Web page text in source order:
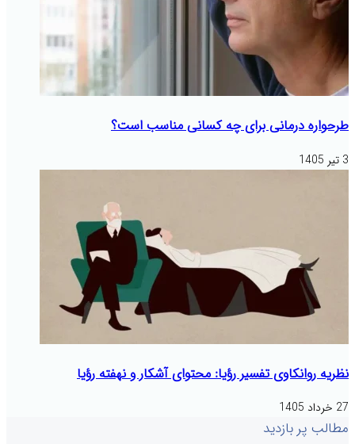
طرحواره درمانی برای چه کسانی مناسب است؟
3 تیر 1405
نظریه روانکاوی تفسیر رؤیا: محتوای آشکار و نهفته رؤیا
27 خرداد 1405
مطالب پر بازدید